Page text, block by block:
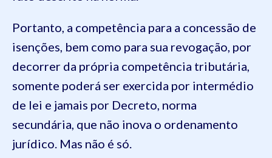
Portanto, a competência para a concessão de
isenções, bem como para sua revogação, por
decorrer da própria competência tributária,
somente poderá ser exercida por intermédio
de lei e jamais por Decreto, norma
secundária, que não inova o ordenamento
jurídico. Mas não é só.